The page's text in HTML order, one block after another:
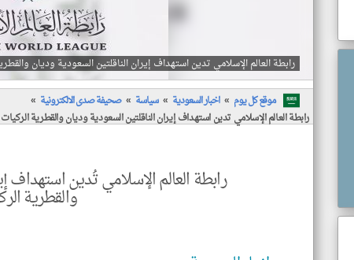
رابطة العالم الإسلامي تدين استهداف إيران الناقلتين السعودية وديان
موقع كل يوم اخبار السعودية سياسة صحيفة صدى الالكترونية
رابطة العالم الإسلامي تدين استهداف إيران الناقلتين السعودية وديان والقطرية الركيات
رابطة العالم الإسلامي تُدين استهداف
والقطرية